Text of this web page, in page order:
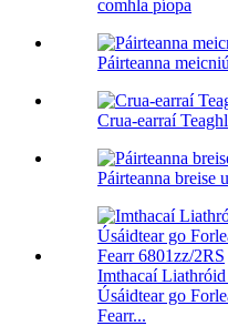
comhla píopa
Páirteanna
Crua-earraí
Páirteanna breise
Imthacaí
Úsáidtear go
Fearr...